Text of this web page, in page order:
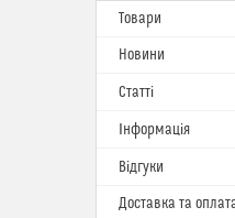
Товари
Новини
Статті
Інформація
Відгуки
Доставка та